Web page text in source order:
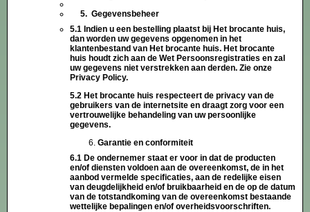
5. Gegevensbeheer
5.1 Indien u een bestelling plaatst bij Het brocante huis,
dan worden uw gegevens opgenomen in het
klantenbestand van Het brocante huis. Het brocante
huis houdt zich aan de Wet Persoonsregistraties en zal
uw gegevens niet verstrekken aan derden. Zie onze
Privacy Policy.
5.2 Het brocante huis respecteert de privacy van de
gebruikers van de internetsite en draagt zorg voor een
vertrouwelijke behandeling van uw persoonlijke
gegevens.
Garantie en conformiteit
6.1 De ondernemer staat er voor in dat de producten
en/of diensten voldoen aan de overeenkomst, de in het
aanbod vermelde specificaties, aan de redelijke eisen
van deugdelijkheid en/of bruikbaarheid en de op de datum
van de totstandkoming van de overeenkomst bestaande
wettelijke bepalingen en/of overheidsvoorschriften.